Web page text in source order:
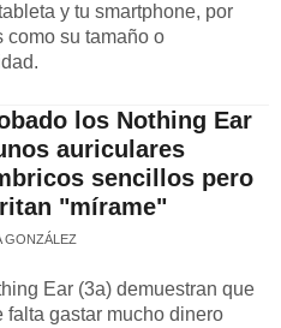
y tu smartphone, por
como su tamaño o
los Nothing Ear
auriculares
sencillos pero
"mírame"
GONZÁLEZ
Ear (3a) demuestran que
falta gastar mucho dinero